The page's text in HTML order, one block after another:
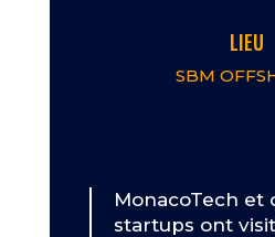
LIEU
SBM
MonacoTech et
startups ont